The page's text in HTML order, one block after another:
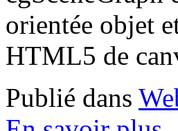
orientée objet
HTML5 de
Publié dans